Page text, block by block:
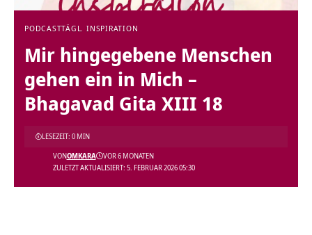
PODCASTTÄGL. INSPIRATION
Mir hingegebene Menschen
gehen ein in Mich –
Bhagavad Gita XIII 18
ZULETZT AKTUALISIERT: 5. FEBRUAR 2026 05:30
VONOMKARA VOR 6 MONATEN
LESEZEIT: 0 MIN